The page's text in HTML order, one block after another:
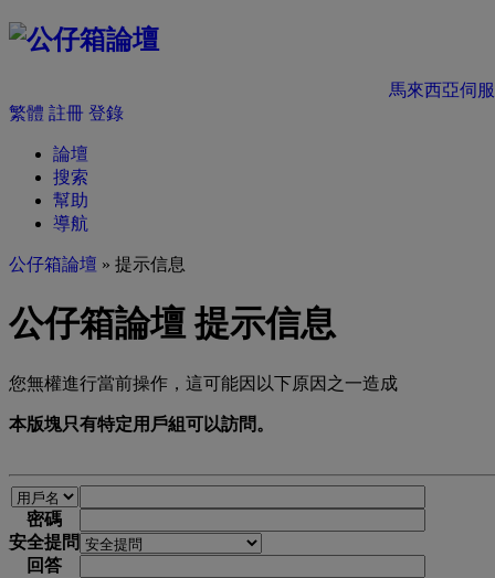
馬來西亞伺
繁體 註冊 登錄
論壇
搜索
幫助
導航
公仔箱論壇 » 提示信息
公仔箱論壇 提示信息
您無權進行當前操作，這可能因以下原因之一造成
本版塊只有特定用戶組可以訪問。
密碼
安全提問
回答